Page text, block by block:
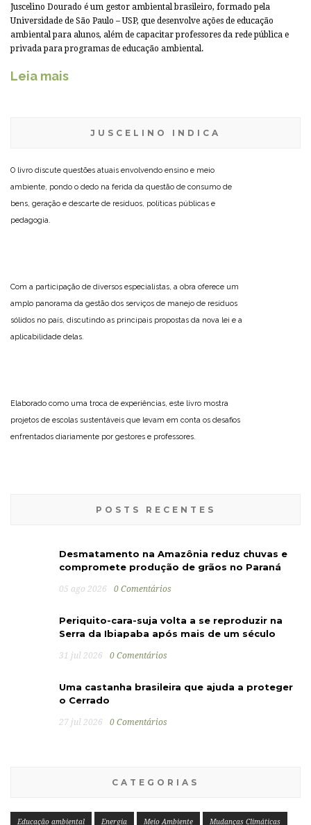
Juscelino Dourado é um gestor ambiental brasileiro, formado pela
Universidade de São Paulo – USP, que desenvolve ações de educação
ambiental para alunos, além de capacitar professores da rede pública e
privada para programas de educação ambiental.
Leia mais
JUSCELINO INDICA
O livro discute questões atuais envolvendo ensino e meio
ambiente, pondo o dedo na ferida da questão de consumo de
bens, geração e descarte de resíduos, políticas públicas e
pedagogia.
Com a participação de diversos especialistas, a obra oferece um
amplo panorama da gestão dos serviços de manejo de resíduos
sólidos no país, discutindo as principais propostas da nova lei e a
aplicabilidade delas.
Elaborado como uma troca de experiências, este livro mostra
projetos de escolas sustentáveis que levam em conta os desafios
enfrentados diariamente por gestores e professores.
POSTS RECENTES
Desmatamento na Amazônia reduz chuvas e
compromete produção de grãos no Paraná
05 ago 2026 0 Comentários
Periquito-cara-suja volta a se reproduzir na
Serra da Ibiapaba após mais de um século
31 jul 2026 0 Comentários
Uma castanha brasileira que ajuda a proteger
o Cerrado
27 jul 2026 0 Comentários
CATEGORIAS
Educação ambiental Energia Meio Ambiente Mudanças Climáticas